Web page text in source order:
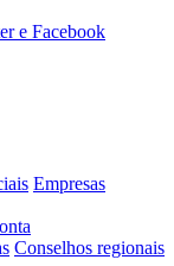
e Facebook
Empresas
Conselhos regionais